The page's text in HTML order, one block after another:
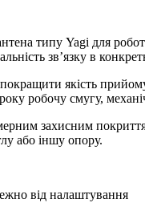
типу Yagi для
зв’язку в
якість
робочу смугу,
захисним
або іншу опору.
від налаштування